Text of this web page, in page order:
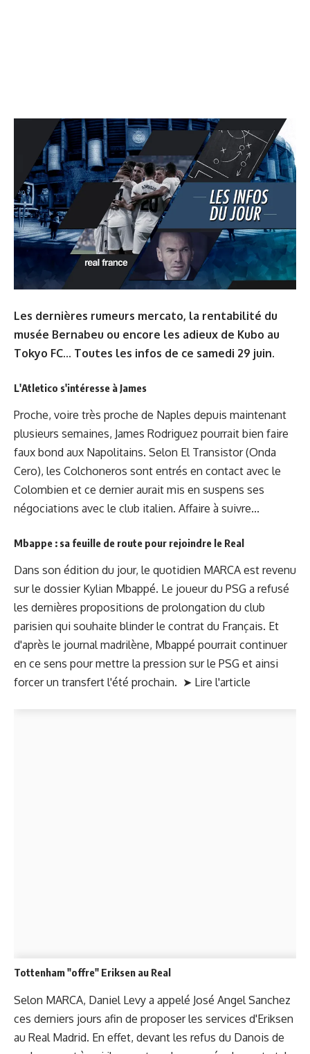
Les dernières rumeurs mercato, la rentabilité du
musée Bernabeu ou encore les adieux de Kubo au
Tokyo FC... Toutes les infos de ce samedi 29 juin.
L'Atletico s'intéresse à James
Proche, voire très proche de Naples depuis maintenant
plusieurs semaines, James Rodriguez pourrait bien faire
faux bond aux Napolitains. Selon El Transistor (Onda
Cero), les Colchoneros sont entrés en contact avec le
Colombien et ce dernier aurait mis en suspens ses
négociations avec le club italien. Affaire à suivre...
Mbappe : sa feuille de route pour rejoindre le Real
Dans son édition du jour, le quotidien MARCA est revenu
sur le dossier Kylian Mbappé. Le joueur du PSG a refusé
les dernières propositions de prolongation du club
parisien qui souhaite blinder le contrat du Français. Et
d'après le journal madrilène, Mbappé pourrait continuer
en ce sens pour mettre la pression sur le PSG et ainsi
forcer un transfert l'été prochain. ➤ Lire l'article
Tottenham "offre" Eriksen au Real
Selon MARCA, Daniel Levy a appelé José Angel Sanchez
ces derniers jours afin de proposer les services d'Eriksen
au Real Madrid. En effet, devant les refus du Danois de